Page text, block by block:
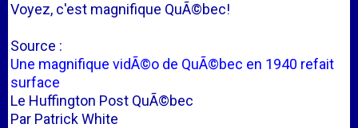
Voyez, c'est magnifique QuÃ©bec!
Source :
Une magnifique vidÃ©o de QuÃ©bec en 1940 refait
surface
Le Huffington Post QuÃ©bec
Par Patrick White